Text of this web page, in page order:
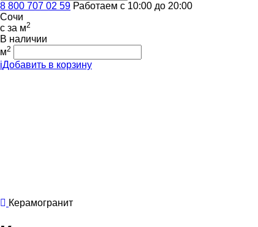
8 800 707 02 59 Работаем с 10:00 до 20:00
Сочи
c за м2
В наличии
м2
iДобавить в корзину
Керамогранит